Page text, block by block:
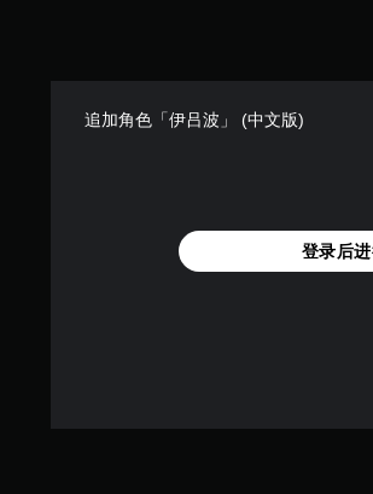
追加角色「伊吕波」 (中文版)
登录后